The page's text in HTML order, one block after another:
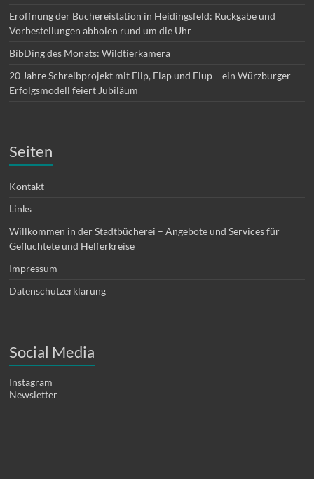
Eröffnung der Büchereistation in Heidingsfeld: Rückgabe und
Vorbestellungen abholen rund um die Uhr
BibDing des Monats: Wildtierkamera
20 Jahre Schreibprojekt mit Flip, Flap und Flup – ein Würzburger
Erfolgsmodell feiert Jubiläum
Seiten
Kontakt
Links
Willkommen in der Stadtbücherei – Angebote und Services für
Geflüchtete und Helferkreise
Impressum
Datenschutzerklärung
Social Media
Instagram
Newsletter